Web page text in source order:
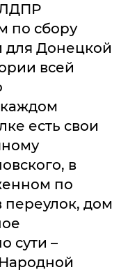
ЛДПР
по сбору
Донецкой
всей
есть свои
в
по
переулок, дом
сути –